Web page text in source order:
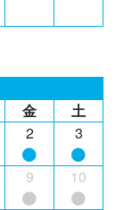
金
土
2 3
9 10